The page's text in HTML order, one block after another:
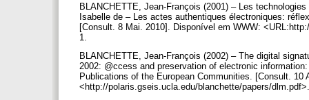
BLANCHETTE, Jean-François (2001) – Les
Isabelle de – Les actes authentiques électroniques:
[Consult. 8 Mai. 2010]. Disponível em WWW:
1.
BLANCHETTE, Jean-François (2002) – The digital
2002: @ccess and preservation of electronic
Publications of the European Communities. [Consult. 10
<http://polaris.gseis.ucla.edu/blanchette/papers/